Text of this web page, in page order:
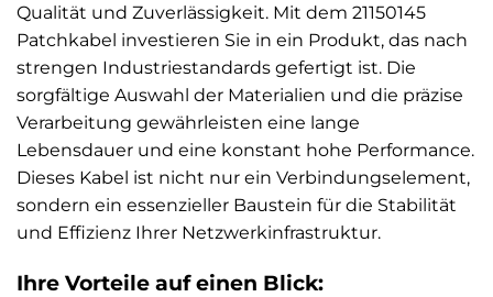
Qualität und Zuverlässigkeit. Mit dem 21150145
Patchkabel investieren Sie in ein Produkt, das nach
strengen Industriestandards gefertigt ist. Die
sorgfältige Auswahl der Materialien und die präzise
Verarbeitung gewährleisten eine lange
Lebensdauer und eine konstant hohe Performance.
Dieses Kabel ist nicht nur ein Verbindungselement,
sondern ein essenzieller Baustein für die Stabilität
und Effizienz Ihrer Netzwerkinfrastruktur.
Ihre Vorteile auf einen Blick: